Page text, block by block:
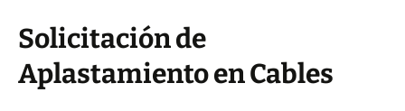
Solicitación de
Aplastamiento en Cables